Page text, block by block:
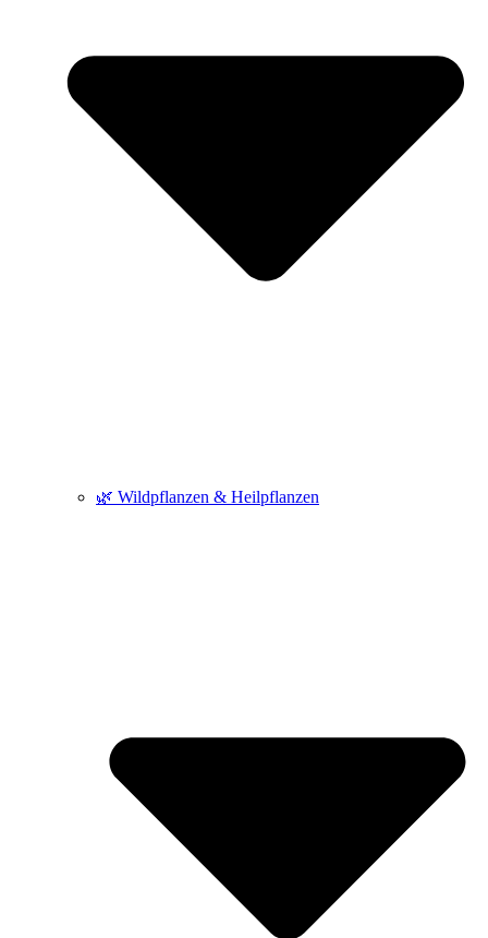
🌿 Wildpflanzen & Heilpflanzen